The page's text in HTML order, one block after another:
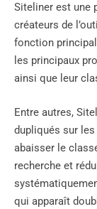
Siteliner est une
créateurs de
fonction
les principaux
ainsi que leur
Entre autres,
dupliqués sur
abaisser le
recherche et
qui apparaît